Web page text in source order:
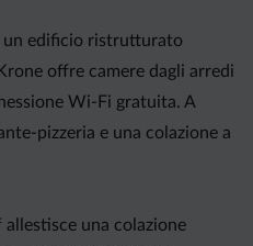
un edificio ristrutturato
offre camere dagli arredi
Wi-Fi gratuita. A
pizzeria e una colazione a
una colazione